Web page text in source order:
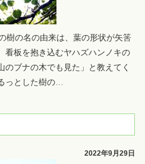
樹の名の由来は、葉の形状が矢筈
看板を抱き込むヤハズハンノキの
のブナの木でも見た」と教えてく
っとした樹の…
2022年9月29日